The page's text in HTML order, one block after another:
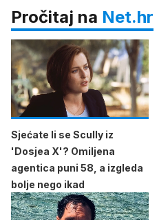
Pročitaj na Net.hr
Sjećate li se Scully iz
'Dosjea X'? Omiljena
agentica puni 58, a izgleda
bolje nego ikad